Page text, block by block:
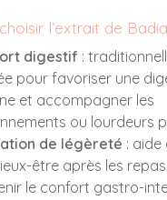
l’extrait de
digestif :
pour favoriser une
et accompagner les
ou lourdeurs
de légèreté :
être après les
le confort gastro-